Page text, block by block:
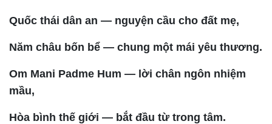
Quốc thái dân an — nguyện cầu cho đất mẹ,
Năm châu bốn bể — chung một mái yêu thương.
Om Mani Padme Hum — lời chân ngôn nhiệm
mầu,
Hòa bình thế giới — bắt đầu từ trong tâm.